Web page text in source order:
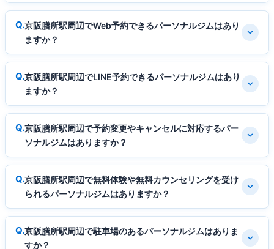
京阪膳所駅周辺でWeb予約できるパーソナルジムはあり
ますか？
京阪膳所駅周辺でLINE予約できるパーソナルジムはあり
ますか？
京阪膳所駅周辺で予約変更やキャンセルに対応するパー
ソナルジムはありますか？
京阪膳所駅周辺で無料体験や無料カウンセリングを受け
られるパーソナルジムはありますか？
京阪膳所駅周辺で駐車場のあるパーソナルジムはありま
すか？